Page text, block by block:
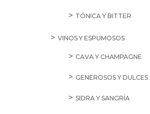
TÓNICA Y BITTER
VINOS Y ESPUMOSOS
CAVA Y CHAMPAGNE
GENEROSOS Y DULCES
SIDRA Y SANGRÍA